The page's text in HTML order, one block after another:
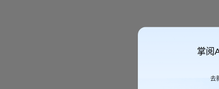
掌阅
去